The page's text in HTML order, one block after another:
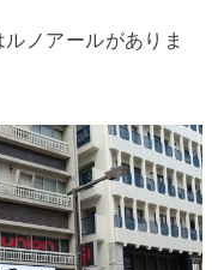
ノアールがありま